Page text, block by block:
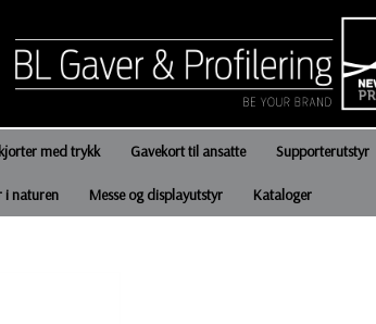
med trykk Gavekort til ansatte Supporterutstyr
i naturen Messe og displayutstyr Kataloger